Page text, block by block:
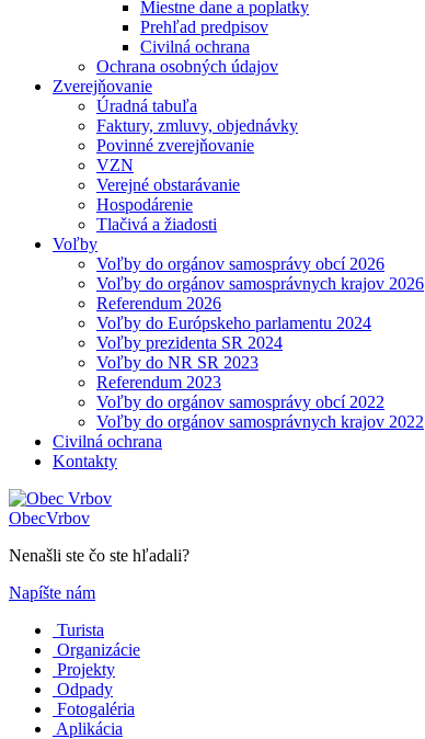
Miestne dane a poplatky
Prehľad predpisov
Civilná ochrana
Ochrana osobných údajov
Zverejňovanie
Úradná tabuľa
Faktury, zmluvy, objednávky
Povinné zverejňovanie
VZN
Verejné obstarávanie
Hospodárenie
Tlačivá a žiadosti
Voľby
Voľby do orgánov samosprávy obcí 2026
Voľby do orgánov samosprávnych krajov 2026
Referendum 2026
Voľby do Európskeho parlamentu 2024
Voľby prezidenta SR 2024
Voľby do NR SR 2023
Referendum 2023
Voľby do orgánov samosprávy obcí 2022
Voľby do orgánov samosprávnych krajov 2022
Civilná ochrana
Kontakty
ObecVrbov
Nenašli ste čo ste hľadali?
Napíšte nám
Turista
Organizácie
Projekty
Odpady
Fotogaléria
Aplikácia